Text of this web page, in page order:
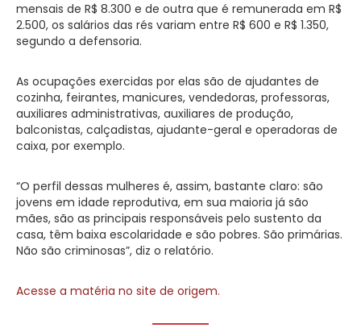
mensais de R$ 8.300 e de outra que é remunerada em R$
2.500, os salários das rés variam entre R$ 600 e R$ 1.350,
segundo a defensoria.
As ocupações exercidas por elas são de ajudantes de
cozinha, feirantes, manicures, vendedoras, professoras,
auxiliares administrativas, auxiliares de produção,
balconistas, calçadistas, ajudante-geral e operadoras de
caixa, por exemplo.
“O perfil dessas mulheres é, assim, bastante claro: são
jovens em idade reprodutiva, em sua maioria já são
mães, são as principais responsáveis pelo sustento da
casa, têm baixa escolaridade e são pobres. São primárias.
Não são criminosas”, diz o relatório.
Acesse a matéria no site de origem.